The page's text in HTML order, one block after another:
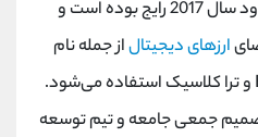
سوزاندن توکن شیبا اینو از حدود سال 2017 رایج بوده است و
ارزهای دیجیتالاز جمله نام‌
های بزرگی مانند اتریوم، BNB و ترا کلاسیک استفاده می‌شود.
جمعی جامعه و تیم توسعه